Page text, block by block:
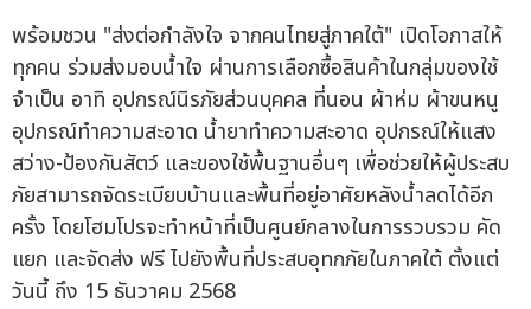
พร้อมชวน "ส่งต่อกำลังใจ จากคนไทยสู่ภาคใต้" เปิดโอกาสให้
ทุกคน ร่วมส่งมอบน้ำใจ ผ่านการเลือกซื้อสินค้าในกลุ่มของใช้
จำเป็น อาทิ อุปกรณ์นิรภัยส่วนบุคคล ที่นอน ผ้าห่ม ผ้าขนหนู
อุปกรณ์ทำความสะอาด น้ำยาทำความสะอาด อุปกรณ์ให้แสง
สว่าง-ป้องกันสัตว์ และของใช้พื้นฐานอื่นๆ เพื่อช่วยให้ผู้ประสบ
ภัยสามารถจัดระเบียบบ้านและพื้นที่อยู่อาศัยหลังน้ำลดได้อีก
ครั้ง โดยโฮมโปรจะทำหน้าที่เป็นศูนย์กลางในการรวบรวม คัด
แยก และจัดส่ง ฟรี ไปยังพื้นที่ประสบอุทกภัยในภาคใต้ ตั้งแต่
วันนี้ ถึง 15 ธันวาคม 2568